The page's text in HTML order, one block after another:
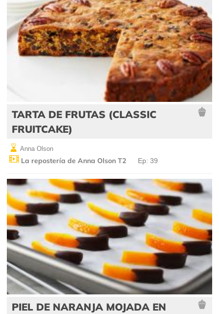
TARTA DE FRUTAS (CLASSIC
FRUITCAKE)
Anna Olson
La repostería de Anna Olson T2 Ep: 39
PIEL DE NARANJA MOJADA EN